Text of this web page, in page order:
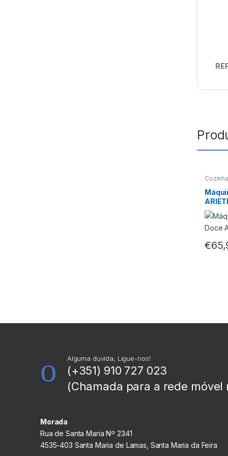
Cozinha
€
Alguma duvida, Ligue-nos!
(+351) 910 727 023
(Chamada para a rede móvel
Morada
Rua de Santa Maria Nº 2341
4535-403 Santa Maria de Lamas, Santa Maria da Feira